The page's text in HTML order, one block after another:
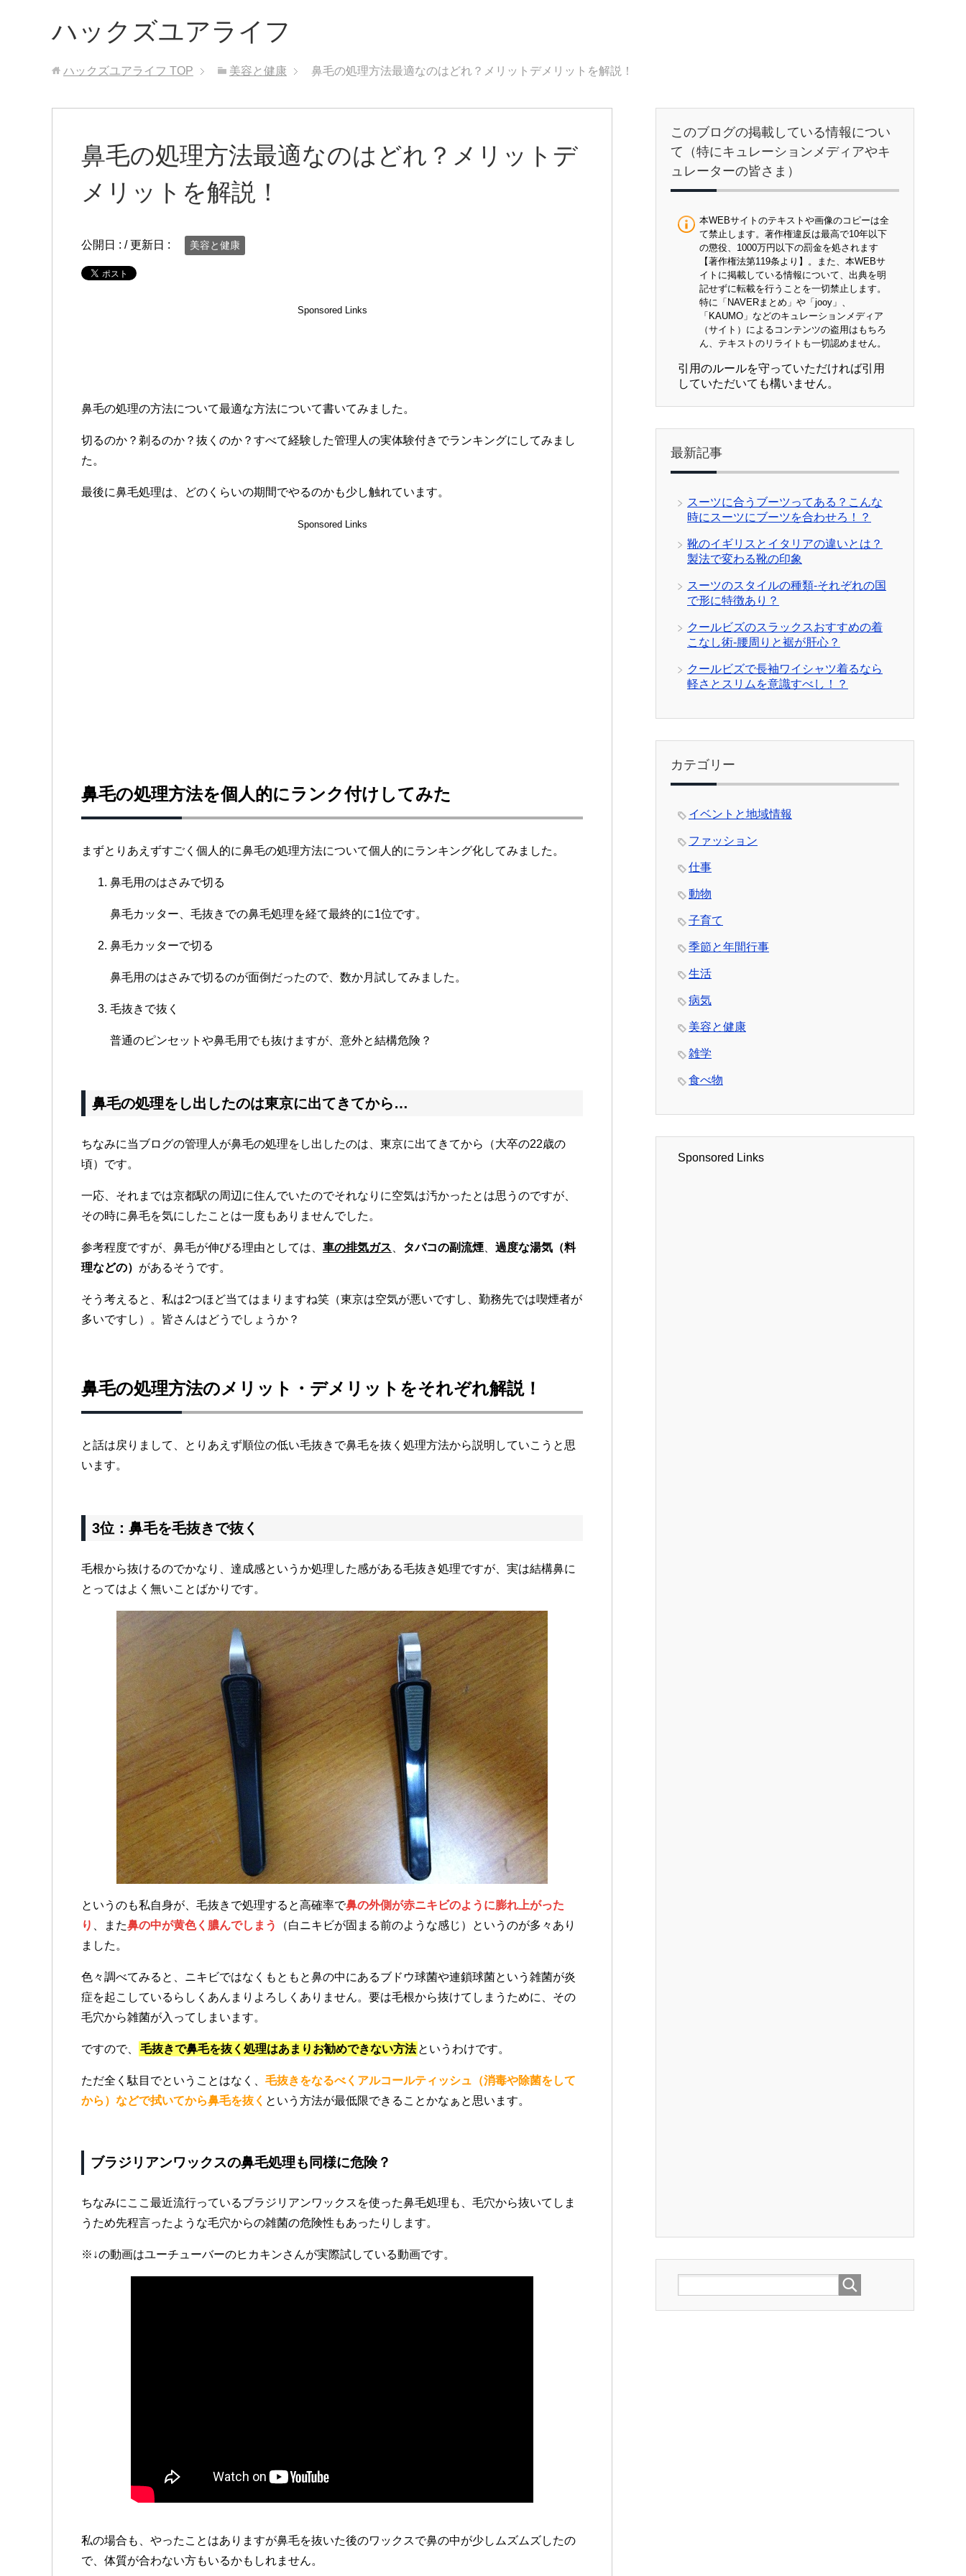
ハックズユアライフ
ハックズユアライフ TOP 美容と健康 鼻毛の処理方法最適なのはどれ？メリットデメリットを解説！
鼻毛の処理方法最適なのはどれ？メリットデ
メリットを解説！
公開日 : / 更新日 : 美容と健康
Sponsored Links
鼻毛の処理の方法について最適な方法について書いてみました。
切るのか？剃るのか？抜くのか？すべて経験した管理人の実体験付きでランキングにしてみまし
た。
最後に鼻毛処理は、どのくらいの期間でやるのかも少し触れています。
Sponsored Links
鼻毛の処理方法を個人的にランク付けしてみた
まずとりあえずすごく個人的に鼻毛の処理方法について個人的にランキング化してみました。
鼻毛用のはさみで切る
鼻毛カッター、毛抜きでの鼻毛処理を経て最終的に1位です。
鼻毛カッターで切る
鼻毛用のはさみで切るのが面倒だったので、数か月試してみました。
毛抜きで抜く
普通のピンセットや鼻毛用でも抜けますが、意外と結構危険？
鼻毛の処理をし出したのは東京に出てきてから…
ちなみに当ブログの管理人が鼻毛の処理をし出したのは、東京に出てきてから（大卒の22歳の
頃）です。
一応、それまでは京都駅の周辺に住んでいたのでそれなりに空気は汚かったとは思うのですが、
その時に鼻毛を気にしたことは一度もありませんでした。
参考程度ですが、鼻毛が伸びる理由としては、 車の排気ガス タバコの副流煙
過度な湯気（料
理などの） があるそうです。
そう考えると、私は2つほど当てはまりますね笑（東京は空気が悪いですし、勤務先では喫煙者が
多いですし）。皆さんはどうでしょうか？
鼻毛の処理方法のメリット・デメリットをそれぞれ解説！
と話は戻りまして、とりあえず順位の低い毛抜きで鼻毛を抜く処理方法から説明していこうと思
います。
3位：鼻毛を毛抜きで抜く
毛根から抜けるのでかなり、達成感というか処理した感がある毛抜き処理ですが、実は結構鼻に
とってはよく無いことばかりです。
というのも私自身が、毛抜きで処理すると高確率で鼻の外側が赤ニキビのように膨れ上がった
り
、また鼻の中が黄色く膿んでしまう
（白ニキビが固まる前のような感じ）というのが多々あり
ました。
色々調べてみると、ニキビではなくもともと鼻の中にあるブドウ球菌や連鎖球菌という雑菌が炎
症を起こしているらしくあんまりよろしくありません。要は毛根から抜けてしまうために、その
毛穴から雑菌が入ってしまいます。
ですので、 毛抜きで鼻毛を抜く処理はあまりお勧めできない方法 というわけです。
ただ全く駄目でということはなく、 毛抜きをなるべくアルコールティッシュ（消毒や除菌をして
から）などで拭いてから鼻毛を抜く という方法が最低限できることかなぁと思います。
ブラジリアンワックスの鼻毛処理も同様に危険？
ちなみにここ最近流行っているブラジリアンワックスを使った鼻毛処理も、毛穴から抜いてしま
うため先程言ったような毛穴からの雑菌の危険性もあったりします。
※↓の動画はユーチューバーのヒカキンさんが実際試している動画です。
私の場合も、やったことはありますが鼻毛を抜いた後のワックスで鼻の中が少しムズムズしたの
で、体質が合わない方もいるかもしれません。
このブログの掲載している情報につい
て（特にキュレーションメディアやキ
ュレーターの皆さま）
本WEBサイトのテキストや画像のコピーは全
て禁止します。著作権違反は最高で10年以下
の懲役、1000万円以下の罰金を処されます
【著作権法第119条より】。また、本WEBサ
イトに掲載している情報について、出典を明
記せずに転載を行うことを一切禁止します。
特に「NAVERまとめ」や「jooy」、
「KAUMO」などのキュレーションメディア
（サイト）によるコンテンツの盗用はもちろ
ん、テキストのリライトも一切認めません。
引用のルールを守っていただければ引用
していただいても構いません。
最新記事
スーツに合うブーツってある？こんな
時にスーツにブーツを合わせろ！？
靴のイギリスとイタリアの違いとは？
製法で変わる靴の印象
スーツのスタイルの種類-それぞれの国
で形に特徴あり？
クールビズのスラックスおすすめの着
こなし術-腰周りと裾が肝心？
クールビズで長袖ワイシャツ着るなら
軽さとスリムを意識すべし！？
カテゴリー
イベントと地域情報
ファッション
仕事
動物
子育て
季節と年間行事
生活
病気
美容と健康
雑学
食べ物
Sponsored Links